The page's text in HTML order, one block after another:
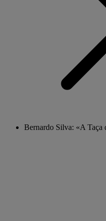
Bernardo Silva: «A Taça